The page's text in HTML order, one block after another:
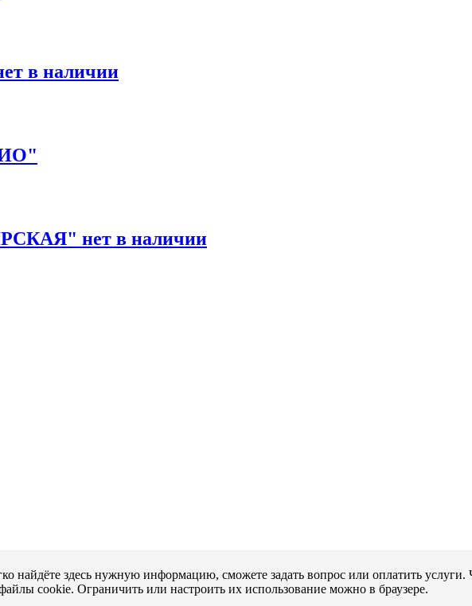
в наличии
нет в наличии
найдёте здесь нужную информацию, сможете задать вопрос или оплатить
cookie. Ограничить или настроить их использование можно в браузере.